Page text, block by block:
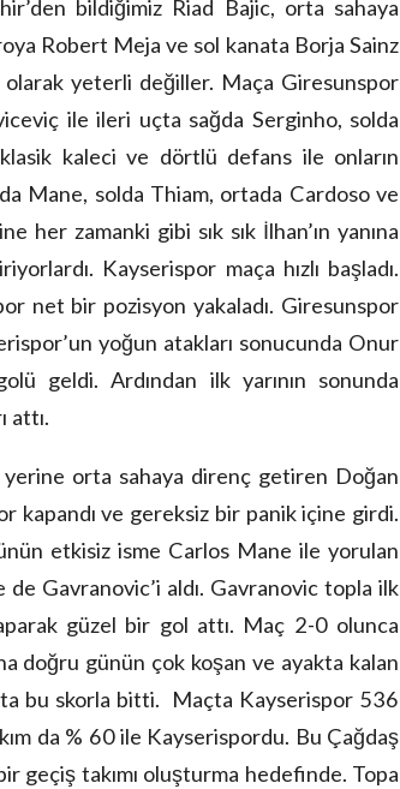
bildiğimiz Riad Bajic, orta sahaya
Robert Meja ve sol kanata Borja Sainz
yeterli değiller. Maça Giresunspor
ile ileri uçta sağda Serginho, solda
kaleci ve dörtlü defans ile onların
Mane, solda Thiam, ortada Cardoso ve
her zamanki gibi sık sık İlhan’ın yanına
Kayserispor maça hızlı başladı.
net bir pozisyon yakaladı. Giresunspor
yoğun atakları sonucunda Onur
geldi. Ardından ilk yarının sonunda
attı.
yerine orta sahaya direnç getiren Doğan
kapandı ve gereksiz bir panik içine girdi.
etkisiz isme Carlos Mane ile yorulan
Gavranovic’i aldı. Gavranovic topla ilk
güzel bir gol attı. Maç 2-0 olunca
doğru günün çok koşan ve ayakta kalan
bu skorla bitti. Maçta Kayserispor 536
da % 60 ile Kayserispordu. Bu Çağdaş
geçiş takımı oluşturma hedefinde. Topa